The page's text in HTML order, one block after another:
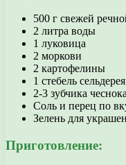
500 г свежей
2 литра воды
1 луковица
2 моркови
2 картофелины
1 стебель сельдерея
2-3 зубчика
Соль и перец по
Зелень для
Приготовление: